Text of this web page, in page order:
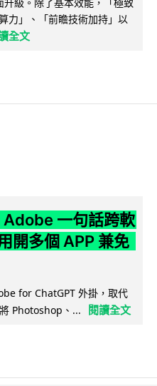
級。除了基本效能，「極致
力」、「前瞻技術加持」以
全文
一句話跨軟
開多個 APP 兼免
for ChatGPT 外掛，取代
Photoshop、...
閱讀全文